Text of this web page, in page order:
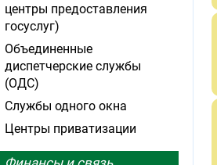
центры предоставления
госуслуг)
Объединенные
диспетчерские службы
(ОДС)
Службы одного окна
Центры приватизации